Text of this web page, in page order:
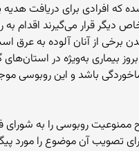
كه افرادی برای دريافت هديه
ديگر قرار می‌گيرند اقدام
برخی از آنان آلوده به عرق
بيماری به‌ويژه در
باشد و اين روبوسی
ممنوعيت روبوسی را به
تصويب آن موضوع را مورد